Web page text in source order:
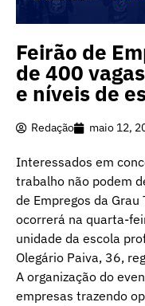
Feirão de
de 400
e níveis de
Redação maio 12,
Interessados em
trabalho não podem
de Empregos da Grau
ocorrerá na quarta-
unidade da escola
Olegário Paiva, 36,
A organização do
empresas trazendo